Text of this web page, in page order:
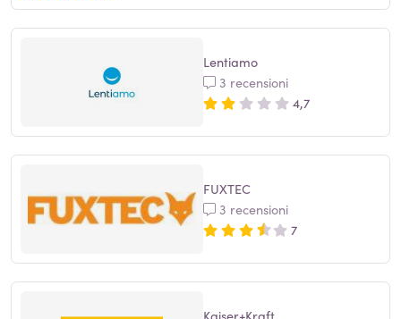
Lentiamo
3 recensioni
4,7
FUXTEC
3 recensioni
7
Kaiser+Kraft